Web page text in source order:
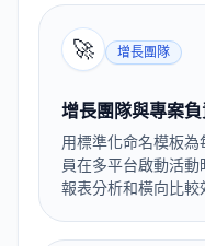
🚀 增長團隊
增長團隊與專案負
用標準化命名模板
員在多平台啟動活
報表分析和橫向比較